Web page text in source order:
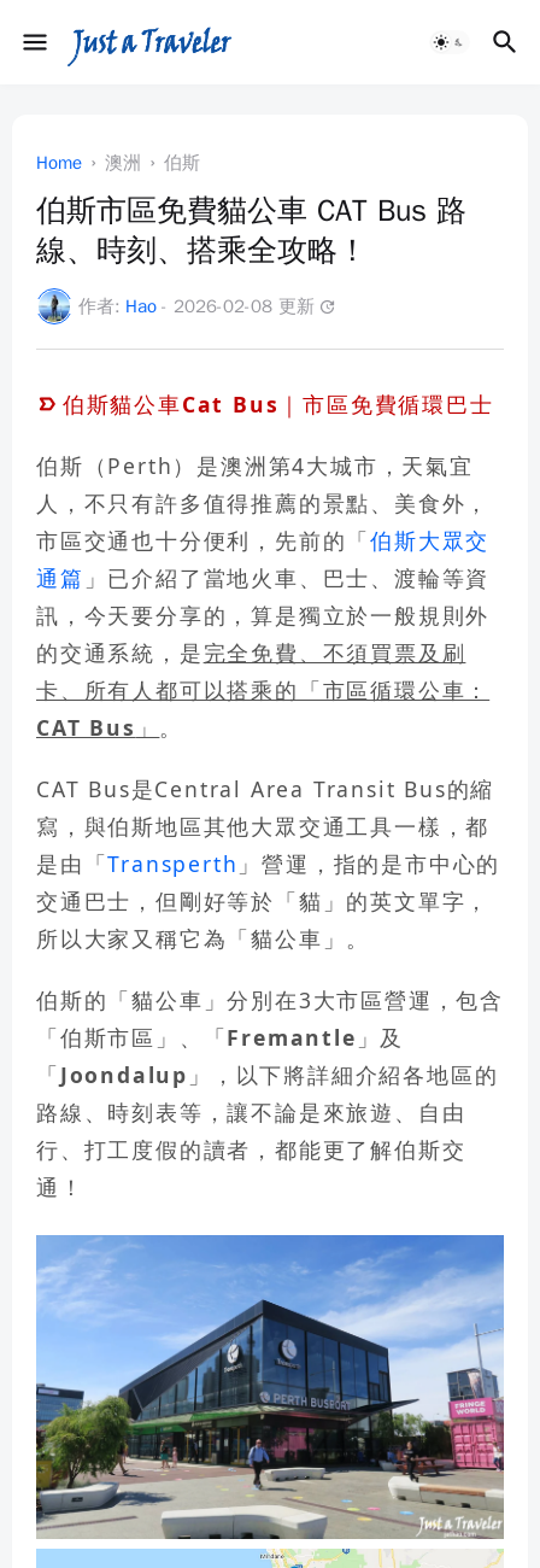
search
Home 澳洲 伯斯
伯斯市區免費貓公車 CAT Bus 路
線、時刻、搭乘全攻略！
作者: Hao - 2026-02-08 更新 update
伯斯貓公車Cat Bus ｜市區免費循環巴士
伯斯（Perth）是澳洲第4大城市，天氣宜
人，不只有許多值得推薦的景點、美食外，
市區交通也十分便利，先前的「伯斯大眾交
通篇 」已介紹了當地火車、巴士、渡輪等資
訊，今天要分享的，算是獨立於一般規則外
的交通系統，是完全免費、不須買票及刷
卡、所有人都可以搭乘的「市區循環公車：
CAT Bus 」 。
CAT Bus是Central Area Transit Bus的縮
寫，與伯斯地區其他大眾交通工具一樣，都
是由「Transperth 」營運，指的是市中心的
交通巴士，但剛好等於「貓」的英文單字，
所以大家又稱它為「貓公車」。
伯斯的「貓公車」分別在3大市區營運，包含
「伯斯市區 」、「Fremantle 」及
「Joondalup 」，以下將詳細介紹各地區的
路線、時刻表等 ，讓不論是來旅遊、自由
行、打工度假的讀者，都能更了解伯斯交
通！